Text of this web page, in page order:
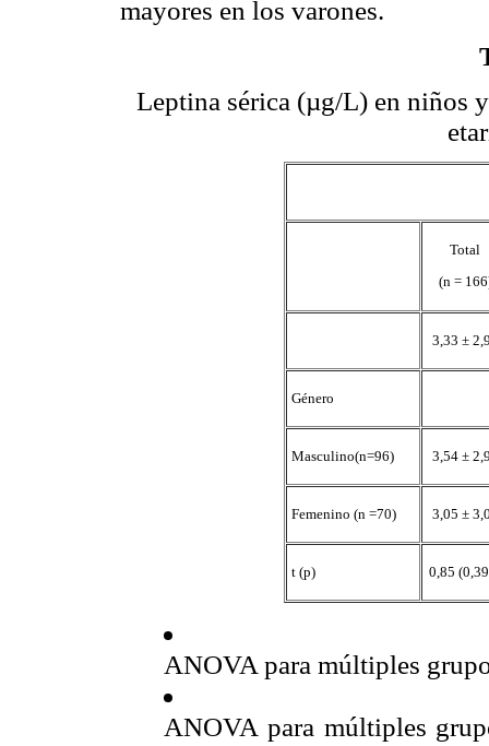
mayores en los varones.
Leptina sérica (µg/L) en niños
Total
(n =
3,33 ±
Género
Masculino(n=96) 3,54 ±
Femenino (n =70) 3,05 ±
t (p) 0,85
ANOVA para múltiples
ANOVA para múltiples